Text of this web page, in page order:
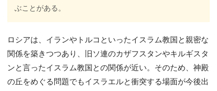
ぶことがある。
ロシアは、イランやトルコといったイスラム教国と親密な
関係を築きつつあり、旧ソ連のカザフスタンやキルギスタ
ンと言ったイスラム教国との関係が近い。そのため、神殿
の丘をめぐる問題でもイスラエルと衝突する場面が今後出